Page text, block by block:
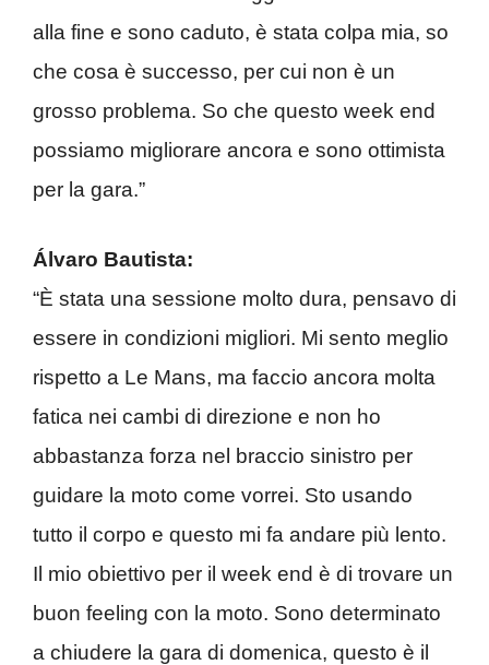
alla fine e sono caduto, è stata colpa mia, so
che cosa è successo, per cui non è un
grosso problema. So che questo week end
possiamo migliorare ancora e sono ottimista
per la gara.”
Álvaro Bautista:
“È stata una sessione molto dura, pensavo di
essere in condizioni migliori. Mi sento meglio
rispetto a Le Mans, ma faccio ancora molta
fatica nei cambi di direzione e non ho
abbastanza forza nel braccio sinistro per
guidare la moto come vorrei. Sto usando
tutto il corpo e questo mi fa andare più lento.
Il mio obiettivo per il week end è di trovare un
buon feeling con la moto. Sono determinato
a chiudere la gara di domenica, questo è il